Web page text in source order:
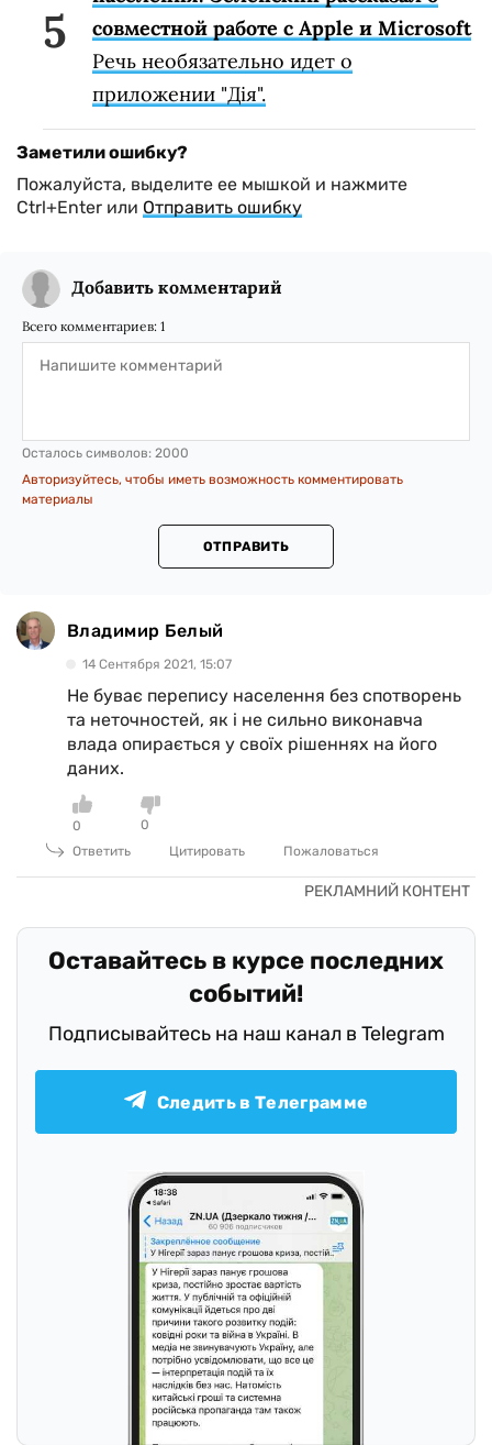
совместной работе с Apple и Microsoft
Речь необязательно идет о
приложении "Дія".
Заметили ошибку?
Пожалуйста, выделите ее мышкой и нажмите
Ctrl+Enter или Отправить ошибку
Добавить комментарий
Всего комментариев: 1
Осталось символов: 2000
Авторизуйтесь, чтобы иметь возможность комментировать
материалы
ОТПРАВИТЬ
Владимир Белый
14 Сентября 2021, 15:07
Не буває перепису населення без спотворень
та неточностей, як і не сильно виконавча
влада опирається у своїх рішеннях на його
даних.
0
0
Ответить
Цитировать Пожаловаться
Оставайтесь в курсе последних
событий!
Подписывайтесь на наш канал в Telegram
Следить в Телеграмме